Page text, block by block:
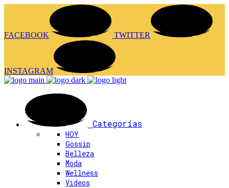
FACEBOOK TWITTER
INSTAGRAM
Categorías
HOY
Gossip
Belleza
Moda
Wellness
Videos